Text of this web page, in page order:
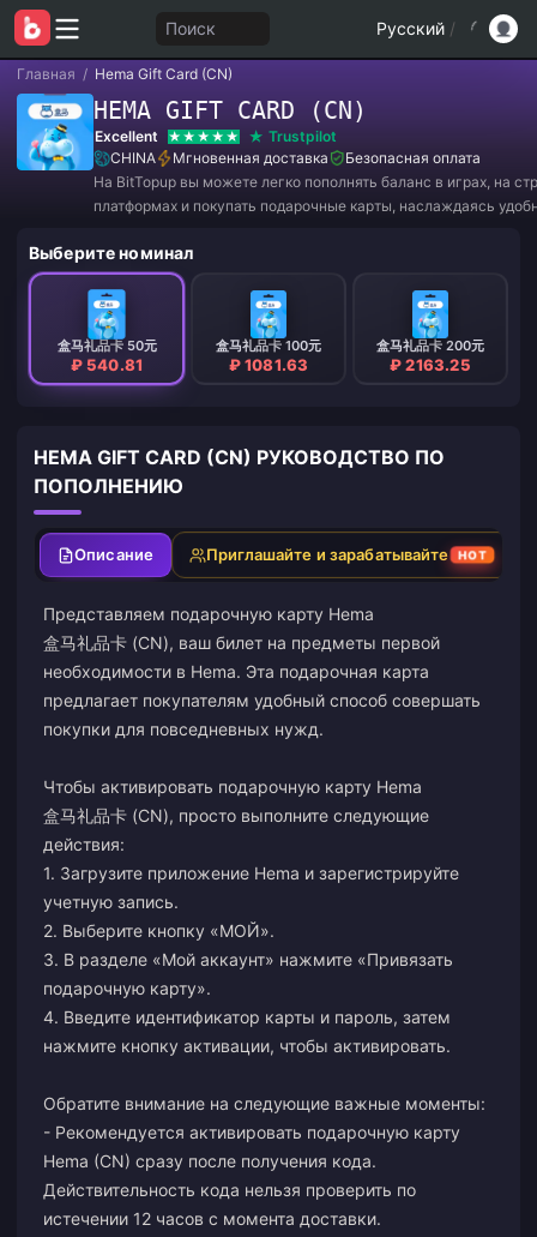
Поиск Русский /
Главная / Hema Gift Card (CN)
HEMA GIFT CARD (CN)
Excellent
Trustpilot
CHINA
Мгновенная доставка
Безопасная оплата
На BitTopup вы можете легко пополнять баланс в играх, на
платформах и покупать подарочные карты, наслаждаясь
Выберите номинал
盒马礼品卡 50元
₽ 540.81
盒马礼品卡 100元
₽ 1081.63
盒马礼品卡 200元
₽ 2163.25
HEMA GIFT CARD (CN) РУКОВОДСТВО ПО
ПОПОЛНЕНИЮ
Описание Приглашайте и зарабатывайте HOT
Представляем подарочную карту Hema
盒马礼品卡 (CN), ваш билет на предметы первой
необходимости в Hema. Эта подарочная карта
предлагает покупателям удобный способ совершать
покупки для повседневных нужд.
Чтобы активировать подарочную карту Hema
盒马礼品卡 (CN), просто выполните следующие
действия:
1. Загрузите приложение Hema и зарегистрируйте
учетную запись.
2. Выберите кнопку «МОЙ».
3. В разделе «Мой аккаунт» нажмите «Привязать
подарочную карту».
4. Введите идентификатор карты и пароль, затем
нажмите кнопку активации, чтобы активировать.
Обратите внимание на следующие важные моменты:
- Рекомендуется активировать подарочную карту
Hema (CN) сразу после получения кода.
Действительность кода нельзя проверить по
истечении 12 часов с момента доставки.